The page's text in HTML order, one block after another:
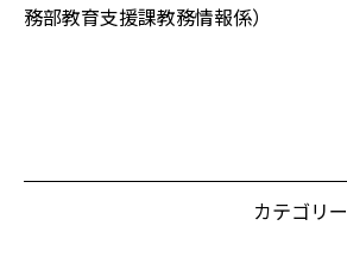
務部教育支援課教務情報係）
カテゴリー